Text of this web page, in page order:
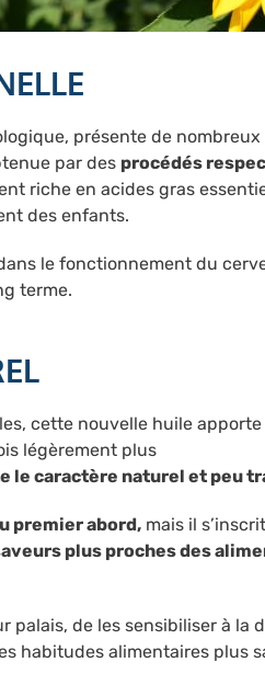
présente de
par des procédés
riche en acides gras
des enfants.
le fonctionnement du
terme.
cette nouvelle huile
légèrement plus
le caractère naturel et peu
premier abord, mais il
plus proches des
palais, de les sensibiliser à la
habitudes alimentaires plus